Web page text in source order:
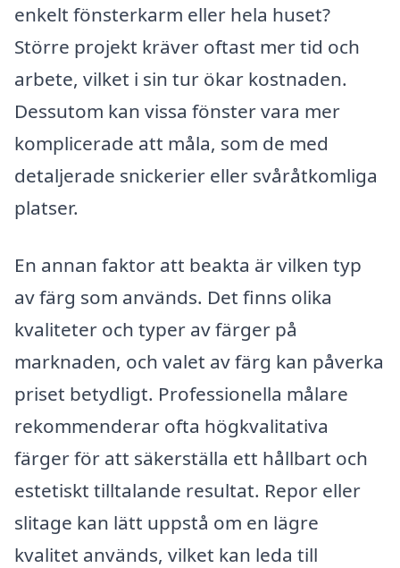
enkelt fönsterkarm eller hela huset?
Större projekt kräver oftast mer tid och
arbete, vilket i sin tur ökar kostnaden.
Dessutom kan vissa fönster vara mer
komplicerade att måla, som de med
detaljerade snickerier eller svåråtkomliga
platser.
En annan faktor att beakta är vilken typ
av färg som används. Det finns olika
kvaliteter och typer av färger på
marknaden, och valet av färg kan påverka
priset betydligt. Professionella målare
rekommenderar ofta högkvalitativa
färger för att säkerställa ett hållbart och
estetiskt tilltalande resultat. Repor eller
slitage kan lätt uppstå om en lägre
kvalitet används, vilket kan leda till